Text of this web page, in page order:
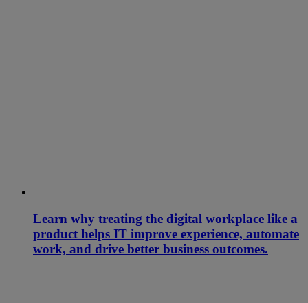
Learn why treating the digital workplace like a
product helps IT improve experience, automate
work, and drive better business outcomes.